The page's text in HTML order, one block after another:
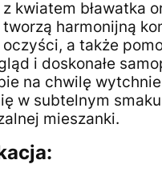
z kwiatem bławatka
tworzą harmonijną
a także
i doskonałe
na chwilę
w subtelnym
mieszanki.